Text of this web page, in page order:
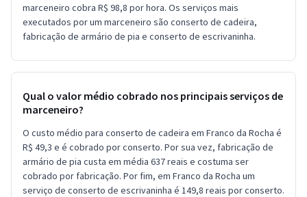
marceneiro cobra R$ 98,8 por hora. Os serviços mais
executados por um marceneiro são conserto de cadeira,
fabricação de armário de pia e conserto de escrivaninha.
Qual o valor médio cobrado nos principais serviços de
marceneiro?
O custo médio para conserto de cadeira em Franco da Rocha é
R$ 49,3 e é cobrado por conserto. Por sua vez, fabricação de
armário de pia custa em média 637 reais e costuma ser
cobrado por fabricação. Por fim, em Franco da Rocha um
serviço de conserto de escrivaninha é 149,8 reais por conserto.